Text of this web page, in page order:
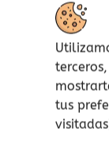
tus
2
2
en
4